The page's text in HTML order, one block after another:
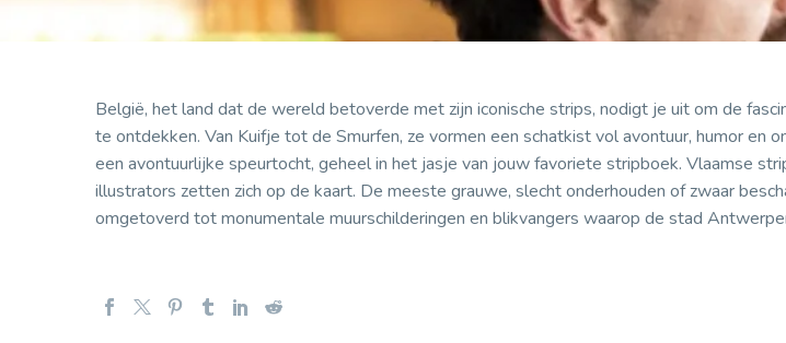
België, het land dat de wereld betoverde met zijn iconische strips, nodigt je uit om de
te ontdekken. Van Kuifje tot de Smurfen, ze vormen een schatkist vol avontuur, humor en
een avontuurlijke speurtocht, geheel in het jasje van jouw favoriete stripboek. Vlaamse
illustrators zetten zich op de kaart. De meeste grauwe, slecht onderhouden of zwaar
omgetoverd tot monumentale muurschilderingen en blikvangers waarop de stad